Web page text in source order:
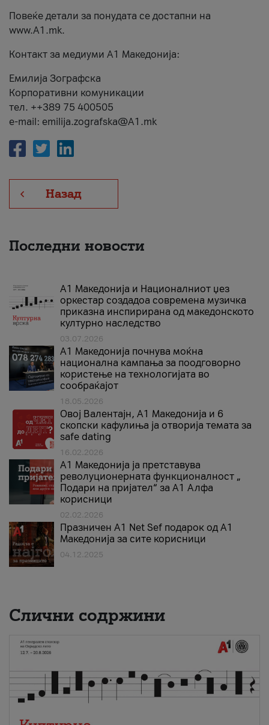
Повеќе детали за понудата се достапни на
www.А1.mk.
Контакт за медиуми А1 Македонија:
Емилија Зографска
Корпоративни комуникации
тел. ++389 75 400505
e-mail: emilija.zografska@A1.mk
Назад
Последни новости
А1 Македонија и Националниот џез
оркестар создадоа современа музичка
приказна инспирирана од македонското
културно наследство
03.07.2026
A1 Македонија почнува моќна
национална кампања за поодговорно
користење на технологијата во
сообраќајот
18.05.2026
Овој Валентајн, A1 Македонија и 6
скопски кафулиња ја отворија темата за
safe dating
16.02.2026
А1 Македонија ја претставува
револуционерната функционалност „
Подари на пријател“ за А1 Алфа
корисници
02.02.2026
Празничен A1 Net Sеf подарок од А1
Македонија за сите корисници
04.12.2025
Слични содржини